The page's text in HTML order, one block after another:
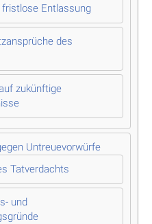
fristlose Entlassung
des
zukünftige
Untreuevorwürfe
Tatverdachts
und